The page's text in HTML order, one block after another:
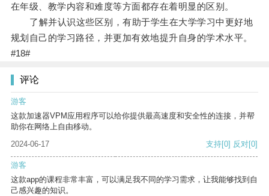
在年级、教学内容和难度等方面都存在着明显的区别。
了解并认识这些区别，有助于学生在大学学习中更好地
规划自己的学习路径，并更加有效地提升自身的学术水平。
#18#
评论
游客
这款加速器VPM应用程序可以给你提供最高速度和安全性的连接，并帮
助你在网络上自由移动。
2024-06-17
支持[0] 反对[0]
游客
这款app的课程非常丰富，可以满足我不同的学习需求，让我能够找到自
己感兴趣的知识。